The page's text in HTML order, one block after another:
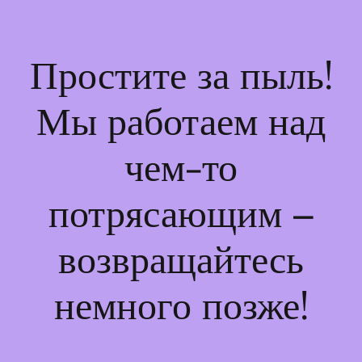
Простите за пыль!
Мы работаем над
чем-то
потрясающим –
возвращайтесь
немного позже!